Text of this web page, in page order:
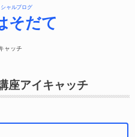
ャルブログ
そだて
ャッチ
座アイキャッチ